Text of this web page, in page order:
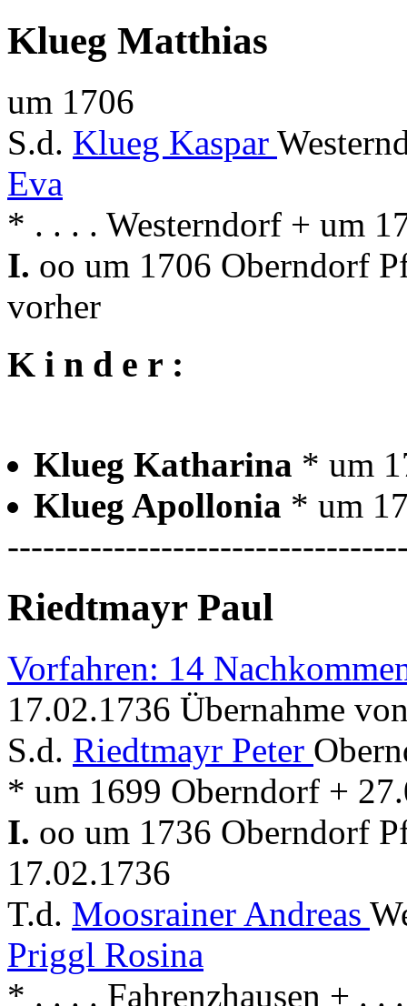
Klueg Matthias
um 1706
S.d. Klueg Kaspar
Eva
* . . . . Westerndorf + um
I. oo um 1706 Oberndorf
vorher
K i n d e r :
Klueg Katharina * um
Klueg Apollonia * um
Riedtmayr Paul
Vorfahren: 14
17.02.1736 Übernahme
S.d. Riedtmayr Peter
* um 1699 Oberndorf +
I. oo um 1736 Oberndorf
17.02.1736
T.d. Moosrainer Andreas
Priggl Rosina
* . . . . Fahrenzhausen + . .